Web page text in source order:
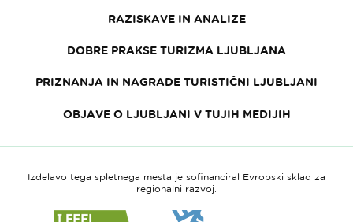
RAZISKAVE IN ANALIZE
DOBRE PRAKSE TURIZMA LJUBLJANA
PRIZNANJA IN NAGRADE TURISTIČNI LJUBLJANI
OBJAVE O LJUBLJANI V TUJIH MEDIJIH
Izdelavo tega spletnega mesta je sofinanciral Evropski sklad za
regionalni razvoj.